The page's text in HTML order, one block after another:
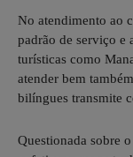
No atendimento ao
padrão de serviço e
turísticas como
atender bem
bilíngues transmite
Questionada sobre